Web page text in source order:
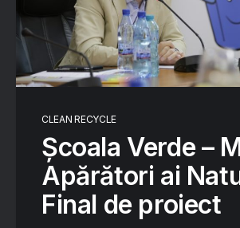
CLEAN RECYCLE
Școala Verde –
Apărători ai
Final de proiect